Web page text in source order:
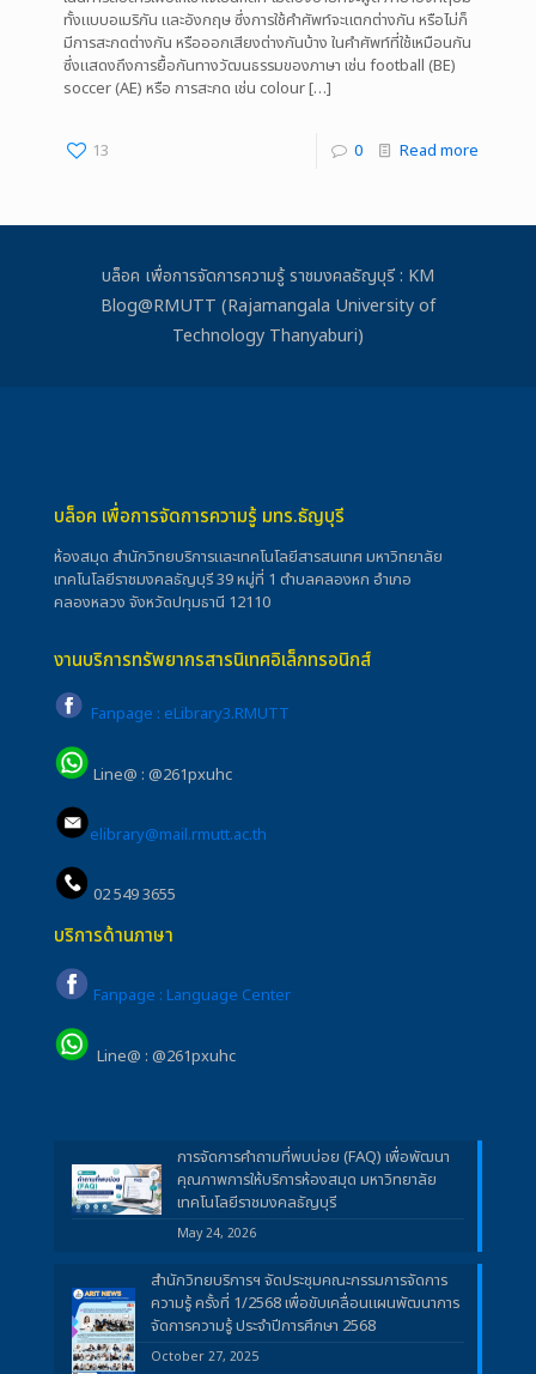
ทั้งแบบอเมริกัน และอังกฤษ ซึ่งการใช้คำศัพท์จะแตกต่างกัน หรือไม่ก็
มีการสะกดต่างกัน หรือออกเสียงต่างกันบ้าง ในคำศัพท์ที่ใช้เหมือนกัน
ซึ่งแสดงถึงการยื้อกันทางวัฒนธรรมของภาษา เช่น football (BE)
soccer (AE) หรือ การสะกด เช่น colour[…]
13 0 Read more
บล็อค เพื่อการจัดการความรู้ ราชมงคลธัญบุรี : KM
Blog@RMUTT (Rajamangala University of
Technology Thanyaburi)
บล็อค เพื่อการจัดการความรู้ มทร.ธัญบุรี
ห้องสมุด สำนักวิทยบริการและเทคโนโลยีสารสนเทศ มหาวิทยาลัย
เทคโนโลยีราชมงคลธัญบุรี 39 หมู่ที่ 1 ตำบลคลองหก อำเภอ
คลองหลวง จังหวัดปทุมธานี 12110
งานบริการทรัพยากรสารนิเทศอิเล็กทรอนิกส์
Fanpage : eLibrary3.RMUTT
Line@ : @261pxuhc
elibrary@mail.rmutt.ac.th
02 549 3655
บริการด้านภาษา
Fanpage : Language Center
Line@ : @261pxuhc
การจัดการคำถามที่พบบ่อย (FAQ) เพื่อพัฒนา
คุณภาพการให้บริการห้องสมุด มหาวิทยาลัย
เทคโนโลยีราชมงคลธัญบุรี
May 24, 2026
สำนักวิทยบริการฯ จัดประชุมคณะกรรมการจัดการ
ความรู้ ครั้งที่ 1/2568 เพื่อขับเคลื่อนแผนพัฒนาการ
จัดการความรู้ ประจำปีการศึกษา 2568
October 27, 2025